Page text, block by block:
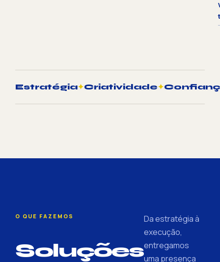
Estratégia✦Criatividade✦
O QUE FAZEMOS
Soluções
Da estratégia à
execução,
entregamos
uma presença